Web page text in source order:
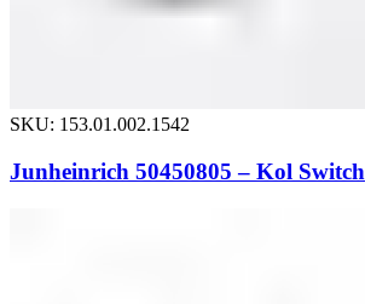
SKU: 153.01.002.1542
Junheinrich 50450805 – Kol Switch